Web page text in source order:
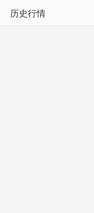
历史行情